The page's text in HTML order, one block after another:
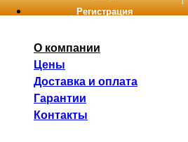
Регистрация
О компании
Цены
Доставка и оплата
Гарантии
Контакты